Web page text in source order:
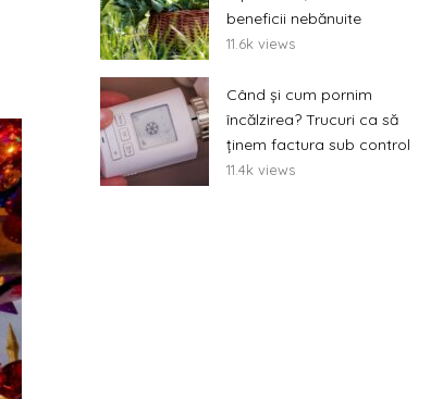
beneficii nebănuite
11.6k views
Când și cum pornim
încălzirea? Trucuri ca să
ținem factura sub control
11.4k views